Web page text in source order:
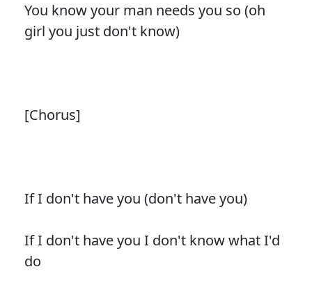
You know your man needs you so (oh
girl you just don't know)
[Chorus]
If I don't have you (don't have you)
If I don't have you I don't know what I'd
do